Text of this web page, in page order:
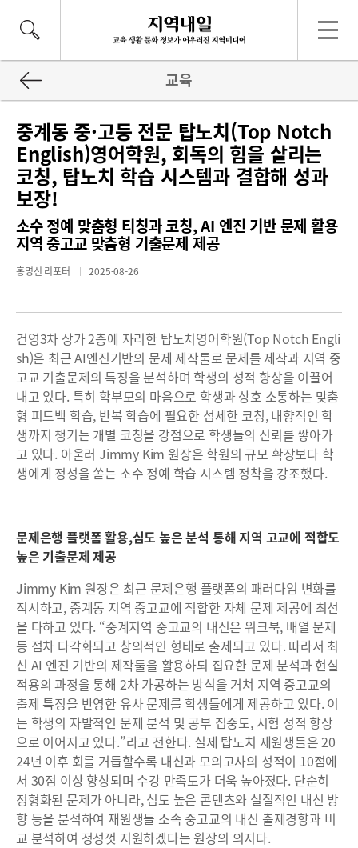
교육
중계동 중·고등 전문 탑노치(Top Notch
English)영어학원, 회독의 힘을 살리는
코칭, 탑노치 학습 시스템과 결합해 성과
보장!
소수 정예 맞춤형 티칭과 코칭, AI 엔진 기반 문제 활용
지역 중고교 맞춤형 기출문제 제공
홍명신 리포터 2025-08-26
건영3차 상가 2층에 자리한 탑노치영어학원(Top Notch Engli
sh)은 최근 AI엔진기반의 문제 제작툴로 문제를 제작과 지역 중
고교 기출문제의 특징을 분석하며 학생의 성적 향상을 이끌어
내고 있다. 특히 학부모의 마음으로 학생과 상호 소통하는 맞춤
형 피드백 학습, 반복 학습에 필요한 섬세한 코칭, 내향적인 학
생까지 챙기는 개별 코칭을 강점으로 학생들의 신뢰를 쌓아가
고 있다. 아울러 Jimmy Kim 원장은 학원의 규모 확장보다 학
생에게 정성을 쏟는 소수 정예 학습 시스템 정착을 강조했다.
문제은행 플랫폼 활용,심도 높은 분석 통해 지역 고교에 적합도
높은 기출문제 제공
Jimmy Kim 원장은 최근 문제은행 플랫폼의 패러다임 변화를
직시하고, 중계동 지역 중고교에 적합한 자체 문제 제공에 최선
을 다하고 있다. “중계지역 중고교의 내신은 워크북, 배열 문제
등 점차 다각화되고 창의적인 형태로 출제되고 있다. 따라서 최
신 AI 엔진 기반의 제작툴을 활용하되 집요한 문제 분석과 현실
적용의 과정을 통해 2차 가공하는 방식을 거쳐 지역 중고교의
출제 특징을 반영한 유사 문제를 학생들에게 제공하고 있다. 이
는 학생의 자발적인 문제 분석 및 공부 집중도, 시험 성적 향상
으로 이어지고 있다.”라고 전한다. 실제 탑노치 재원생들은 20
24년 이후 회를 거듭할수록 내신과 모의고사의 성적이 10점에
서 30점 이상 향상되며 수강 만족도가 더욱 높아졌다. 단순히
정형화된 문제가 아니라, 심도 높은 콘텐츠와 실질적인 내신 방
향 등을 분석하여 재원생들 소속 중고교의 내신 출제경향과 비
교 분석하여 정성껏 지원하겠다는 원장의 의지다.